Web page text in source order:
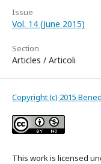
Issue
Vol. 14 (June 2015)
Section
Articles / Articoli
Copyright (c) 2015
This work is licensed